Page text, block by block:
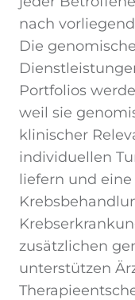
nach
Die
Portfolios
weil sie
klinischer
individuellen
liefern und
zusätzlichen
unterstützen